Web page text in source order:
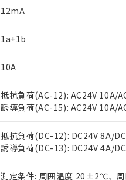
12mA
1a+1b
10A
抵抗負荷(AC-12): AC24V 10A/
誘導負荷(AC-15): AC24V 10A/
抵抗負荷(DC-12): DC24V 8A/
誘導負荷(DC-13): DC24V 4A/
測定条件: 周囲温度 20±2℃、
ご利用条件
以下の条件をお読みいただ
本サービスは、当社制
くものです。
当社制御機器事業取扱
在庫状況および標準価
のであり、閲覧された
い。
正式な納期状況および
当社販売員にご相談く
対応予定なし：EU RoHS指
調査・確認中：EU RoHS指
非該当品：ライセンス料な
仕入先様の事情により、非
があります。
鉛(Pb) 1000ppm以下、 水銀(Hg)
六価クロム(Cr(Ⅵ)) 1000ppm以下、
フタル酸ビス(2-エチルヘキシル)
ル（DBP） 1000ppm以下、フタル
但し、RoHS指令で産業用監視およ
フタル酸エステル類の４物質につい
※2 対応予定月
「○」：最大均質材料含有率
「×」：最大均質材料含有
「－」：未確認です。当社
*中国RoHS10物質の基準値 (GB/
Pb(鉛) :1000ppm、 Hg(水銀) :
Cr(Ⅵ)(六価クロム) : 1000ppm、
DBP(フタル酸ジブチル) : 1000ppm
当社は、これら貴社製
う）を輸出または国外
などの必要な手続きを
ます。
当社は貴社製品を、核
置等に一切使用いたし
当社は、貴社製品を第
記
号
説明
○ 一定数以上の在庫
△ 一定数には満たな